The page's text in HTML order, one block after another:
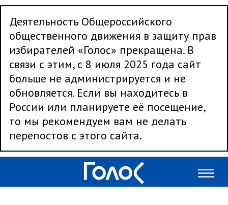
Деятельность Общероссийского
общественного движения в защиту прав
избирателей «Голос» прекращена. В
связи с этим, с 8 июля 2025 года сайт
больше не администрируется и не
обновляется. Если вы находитесь в
России или планируете её посещение,
то мы рекомендуем вам не делать
перепостов с этого сайта.